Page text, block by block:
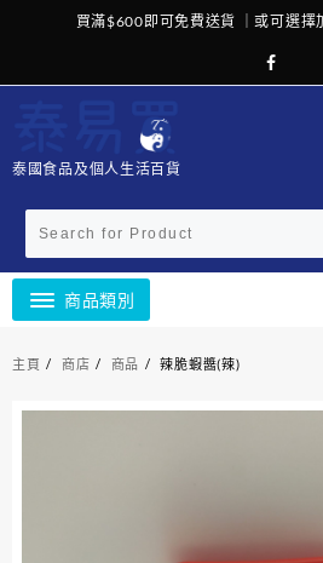
買滿$600即可免費送貨 ｜或可選
泰國食品及個人生活百貨
商品類別
主頁 商店 商品 辣脆蝦醬(辣)